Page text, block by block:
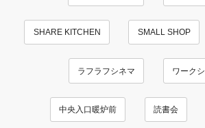
SHARE KITCHEN SMALL SHOP
ラフラフシネマ ワーク
中央入口暖炉前 読書会